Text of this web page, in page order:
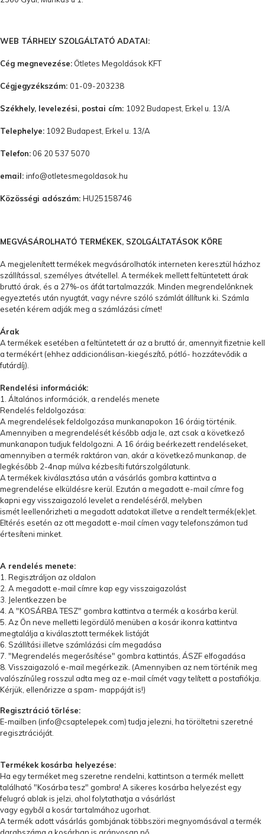
WEB TÁRHELY SZOLGÁLTATÓ ADATAI:
Cég megnevezése: Ötletes Megoldások KFT
Cégjegyzékszám: 01-09-203238
Székhely, levelezési, postai cím: 1092 Budapest, Erkel u. 13/A
Telephelye: 1092 Budapest, Erkel u. 13/A
Telefon: 06 20 537 5070
email: info@otletesmegoldasok.hu
Közösségi adószám: HU25158746
MEGVÁSÁROLHATÓ TERMÉKEK, SZOLGÁLTATÁSOK KÖRE
A megjelenített termékek megvásárolhatók interneten keresztül házhoz
szállítással, személyes átvétellel. A termékek mellett feltüntetett árak
bruttó árak, és a 27%-os áfát tartalmazzák. Minden megrendelőnknek
egyeztetés után nyugtát, vagy névre szóló számlát állítunk ki. Számla
esetén kérem adják meg a számlázási címet!
Árak
A termékek esetében a feltüntetett ár az a bruttó ár, amennyit fizetnie kell
a termékért (ehhez addicionálisan-kiegészítő, pótló- hozzátevődik a
futárdíj).
Rendelési információk:
1. Általános információk, a rendelés menete
Rendelés feldolgozása:
A megrendelések feldolgozása munkanapokon 16 óráig történik.
Amennyiben a megrendelését később adja le, azt csak a következő
munkanapon tudjuk feldolgozni. A 16 óráig beérkezett rendeléseket,
amennyiben a termék raktáron van, akár a következő munkanap, de
legkésőbb 2-4nap múlva kézbesíti futárszolgálatunk.
A termékek kiválasztása után a vásárlás gombra kattintva a
megrendelése elküldésre kerül. Ezután a megadott e-mail címre fog
kapni egy visszaigazoló levelet a rendeléséről, melyben
ismét leellenőrizheti a megadott adatokat illetve a rendelt termék(ek)et.
Eltérés esetén az ott megadott e-mail címen vagy telefonszámon tud
értesíteni minket.
A rendelés menete:
1. Regisztráljon az oldalon
2. A megadott e-mail címre kap egy visszaigazolást
3. Jelentkezzen be
4. A "KOSÁRBA TESZ" gombra kattintva a termék a kosárba kerül.
5. Az Ön neve melletti legördülő menüben a kosár ikonra kattintva
megtalálja a kiválasztott termékek listáját
6. Szállítási illetve számlázási cím megadása
7. "Megrendelés megerősítése" gombra kattintás, ÁSZF elfogadása
8. Visszaigazoló e-mail megérkezik. (Amennyiben az nem történik meg
valószínűleg rosszul adta meg az e-mail címét vagy telített a postafiókja.
Kérjük, ellenőrizze a spam- mappáját is!)
Regisztráció törlése:
E-mailben (info@csaptelepek.com) tudja jelezni, ha töröltetni szeretné
regisztrációját.
Termékek kosárba helyezése:
Ha egy terméket meg szeretne rendelni, kattintson a termék mellett
található "Kosárba tesz" gombra! A sikeres kosárba helyezést egy
felugró ablak is jelzi, ahol folytathatja a vásárlást
vagy egyből a kosár tartalmához ugorhat.
A termék adott vásárlás gombjának többszöri megnyomásával a termék